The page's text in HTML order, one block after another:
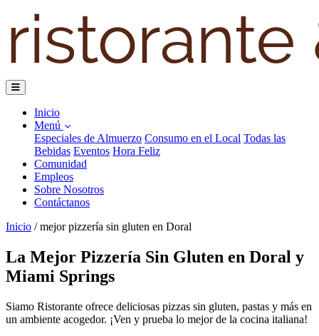
Inicio
Menú
Especiales de Almuerzo Consumo en el Local Todas las
Bebidas Eventos Hora Feliz
Comunidad
Empleos
Sobre Nosotros
Contáctanos
Inicio / mejor pizzería sin gluten en Doral
La Mejor Pizzería Sin Gluten en Doral y
Miami Springs
Siamo Ristorante ofrece deliciosas pizzas sin gluten, pastas y más en
un ambiente acogedor. ¡Ven y prueba lo mejor de la cocina italiana!